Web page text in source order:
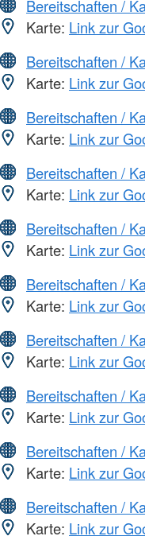
Bereitschaften /
Karte: Link zur
Bereitschaften /
Karte: Link zur
Bereitschaften /
Karte: Link zur
Bereitschaften /
Karte: Link zur
Bereitschaften /
Karte: Link zur
Bereitschaften /
Karte: Link zur
Bereitschaften /
Karte: Link zur
Bereitschaften /
Karte: Link zur
Bereitschaften /
Karte: Link zur
Bereitschaften /
Karte: Link zur